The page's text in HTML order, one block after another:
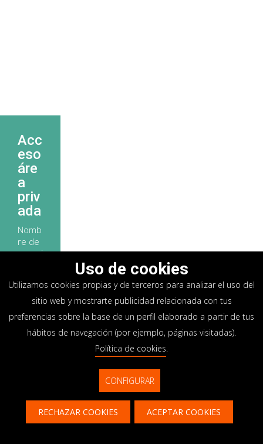
Acc
eso
áre
a
priv
ada
Nomb
re de
usuari
aseña
Listad
Uso de cookies
Utilizamos cookies propias y de terceros para analizar el uso del
sitio web y mostrarte publicidad relacionada con tus
preferencias sobre la base de un perfil elaborado a partir de tus
hábitos de navegación (por ejemplo, páginas visitadas).
Política de cookies.
CONFIGURAR
RECHAZAR COOKIES ACEPTAR COOKIES